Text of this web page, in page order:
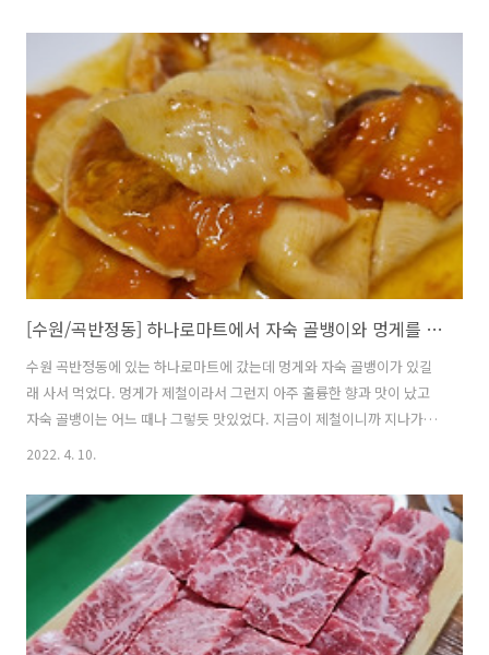
좋았다. 생선이 꽁치나 고등어 같은 것이 아니라 꽤 맛있는 어떤 것이었
는데 기억이 나지 않아서 뭔지는 모르겠다. 가격도 아주 합리적이었고 회
도 꽤 괜찮았기에 종종 이 동네로 친구보러 오면 여기에 와야겠다고 생각
이 들었다. 재밌는 하루였다.
[수원/곡반정동] 하나로마트에서 자숙 골뱅이와 멍게를 사왔다.
수원 곡반정동에 있는 하나로마트에 갔는데 멍게와 자숙 골뱅이가 있길
래 사서 먹었다. 멍게가 제철이라서 그런지 아주 훌륭한 향과 맛이 났고
자숙 골뱅이는 어느 때나 그렇듯 맛있었다. 지금이 제철이니까 지나가다
가 보이면 꼭 사먹어야겠다. 제철 지나면 내년까지 또 기다려야 이 맛이
2022. 4. 10.